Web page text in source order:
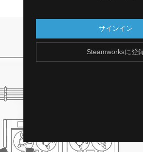
サインイン
Steamworksに登
Steamworksにアクセスし
ウントを持っていませ
は、簡単に無料